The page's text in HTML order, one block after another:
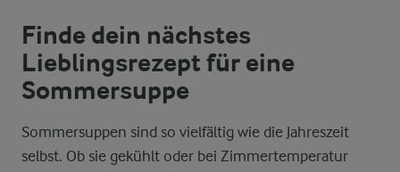
Finde dein nächstes
Lieblingsrezept für eine
Sommersuppe
Sommersuppen sind so vielfältig wie die Jahreszeit
selbst. Ob sie gekühlt oder bei Zimmertemperatur